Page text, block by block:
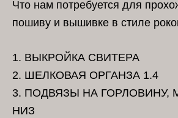
Что нам потребуется для
пошиву и вышивке в стиле
1. ВЫКРОЙКА СВИТЕРА
2. ШЕЛКОВАЯ ОРГАНЗА 1.4
3. ПОДВЯЗЫ НА ГОРЛОВИНУ,
НИЗ